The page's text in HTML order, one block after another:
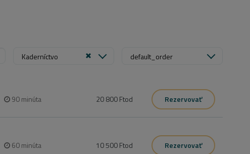
Kaderníctvo default_order
90minúta 20 800 Ftod
Rezervovať
60minúta 10 500 Ftod Rezervovať